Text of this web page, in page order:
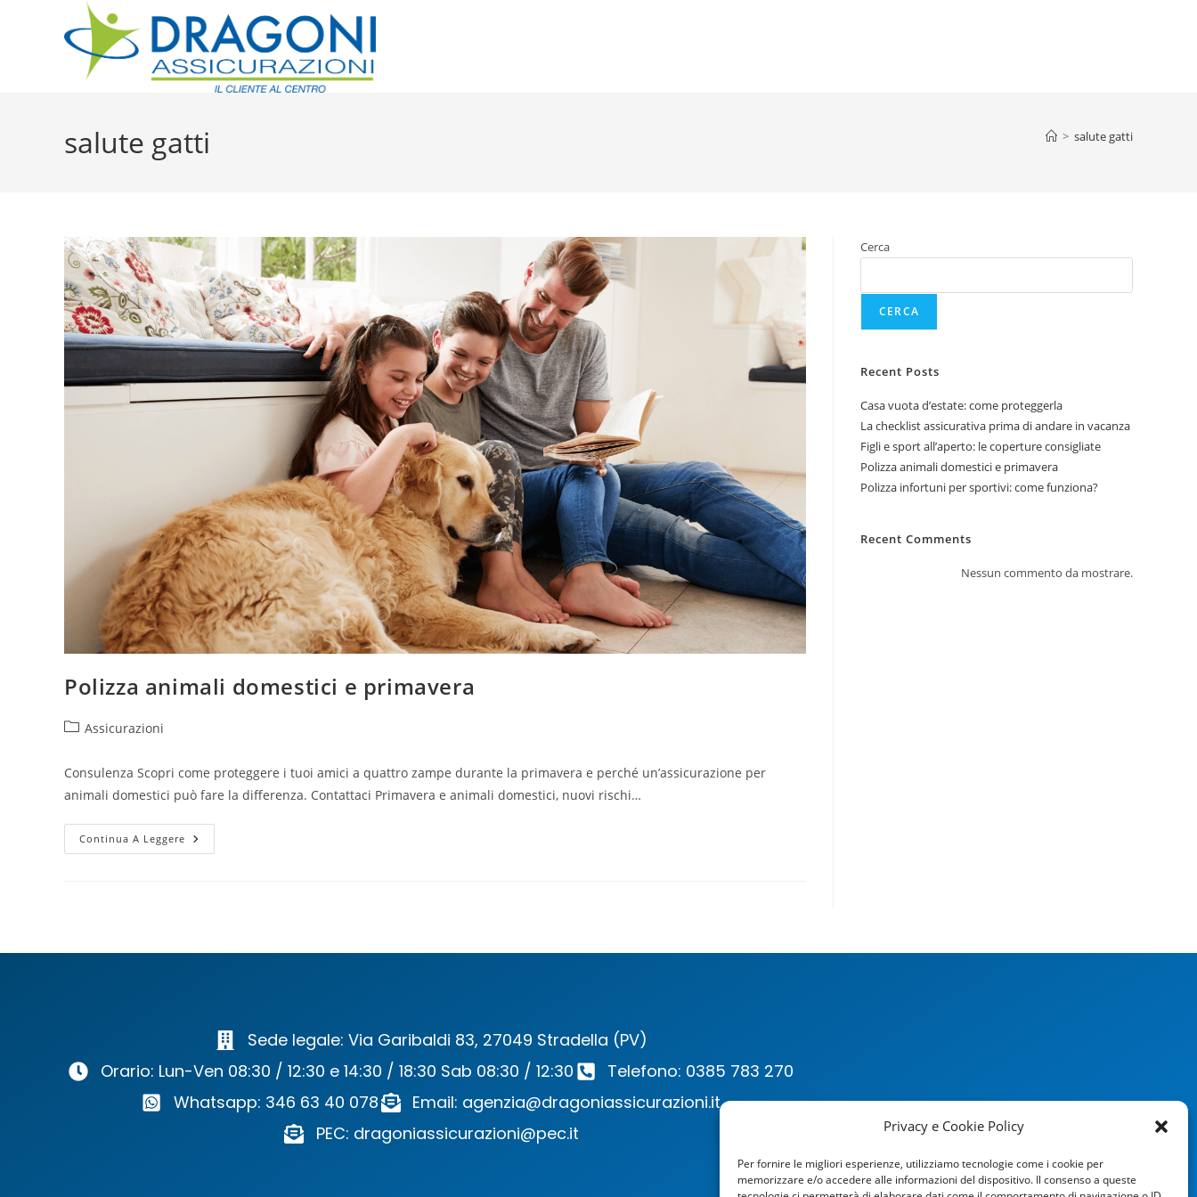
Privacy e Cookie Policy
Per fornire le migliori esperienze, utilizziamo tecnologie come i cookie per
memorizzare e/o accedere alle informazioni del dispositivo. Il consenso a queste
salute gatti > salute gatti
Polizza animali domestici e primavera
Assicurazioni
Consulenza Scopri come proteggere i tuoi amici a quattro zampe durante la primavera e perché un’assicurazione per
animali domestici può fare la differenza. Contattaci Primavera e animali domestici, nuovi rischi…
Continua A Leggere
Cerca
CERCA
Recent Posts
Casa vuota d’estate: come proteggerla
La checklist assicurativa prima di andare in vacanza
Figli e sport all’aperto: le coperture consigliate
Polizza animali domestici e primavera
Polizza infortuni per sportivi: come funziona?
Recent Comments
Nessun commento da mostrare.
Sede legale: Via Garibaldi 83, 27049 Stradella (PV)
Orario: Lun-Ven 08:30 / 12:30 e 14:30 / 18:30 Sab 08:30 / 12:30
Telefono: 0385 783 270
Whatsapp: 346 63 40 078
Email: agenzia@dragoniassicurazioni.it
PEC: dragoniassicurazioni@pec.it